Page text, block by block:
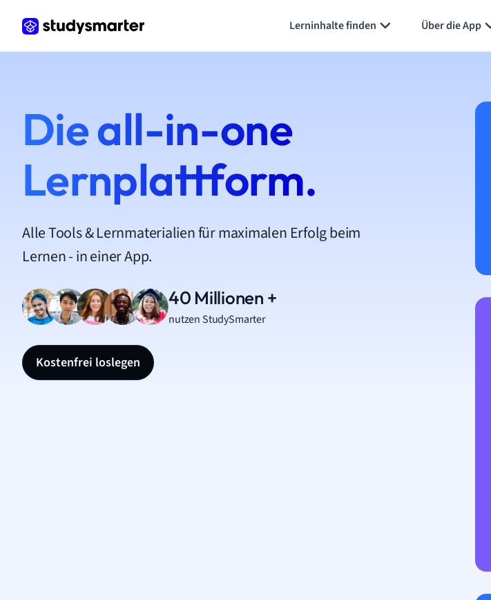
Lerninhalte finden Über die App
Die all-in-one
Lernplattform.
Alle Tools & Lernmaterialien für maximalen Erfolg beim
Lernen - in einer App.
40 Millionen +
nutzen StudySmarter
Kostenfrei loslegen